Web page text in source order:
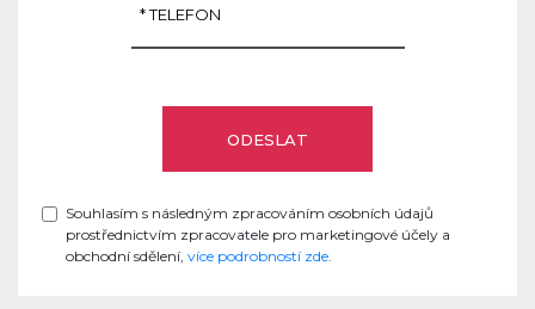
Souhlasím s následným zpracováním osobních údajů
prostřednictvím zpracovatele pro marketingové účely a
obchodní sdělení, více podrobností zde.